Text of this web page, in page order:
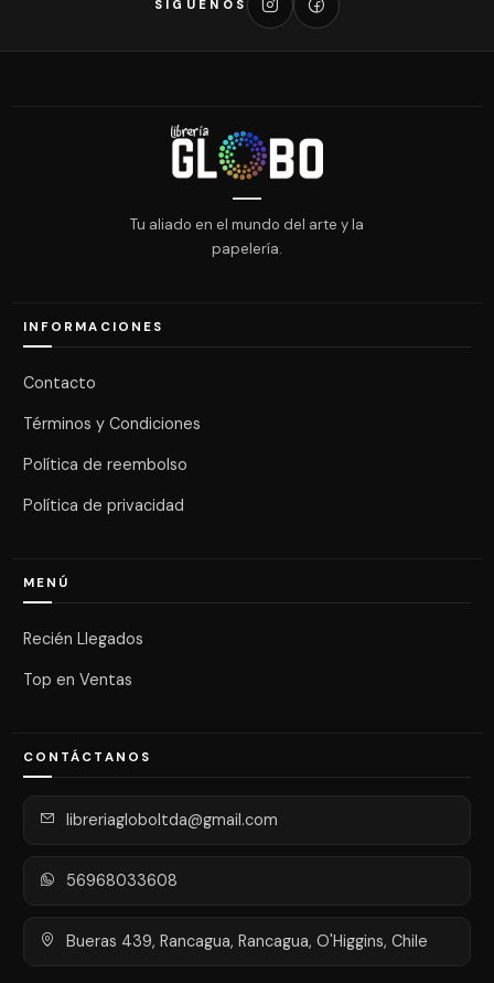
SÍGUENOS
Tu aliado en el mundo del arte y la
papelería.
INFORMACIONES
Contacto
Términos y Condiciones
Política de reembolso
Política de privacidad
MENÚ
Recién Llegados
Top en Ventas
CONTÁCTANOS
libreriagloboltda@gmail.com
56968033608
Bueras 439, Rancagua, Rancagua, O'Higgins, Chile